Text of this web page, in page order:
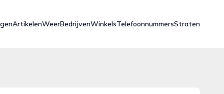
ArtikelenWeerBedrijvenWinkelsTelefoonnummersStraten